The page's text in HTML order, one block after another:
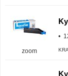
zoom
•